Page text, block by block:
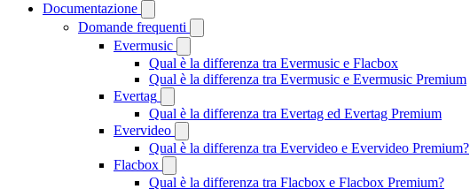
Documentazione
Domande frequenti
Evermusic
Qual è la differenza tra Evermusic e Flacbox
Qual è la differenza tra Evermusic e Evermusic Premium
Evertag
Qual è la differenza tra Evertag ed Evertag Premium
Evervideo
Qual è la differenza tra Evervideo e Evervideo Premium?
Flacbox
Qual è la differenza tra Flacbox e Flacbox Premium?